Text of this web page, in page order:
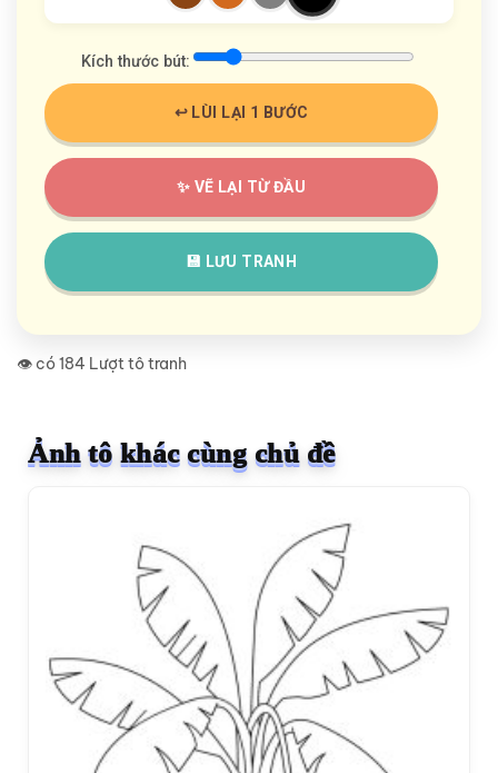
Kích thước bút:
↩️ LÙI LẠI 1 BƯỚC
✨ VẼ LẠI TỪ ĐẦU
💾 LƯU TRANH
👁️ có 184 Lượt tô tranh
Ảnh tô khác cùng chủ đề